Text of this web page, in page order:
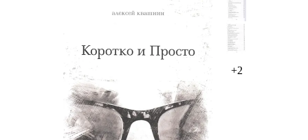
+2